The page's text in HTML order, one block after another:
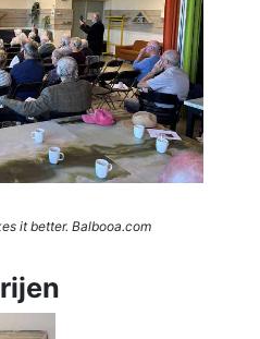
it better. Balbooa.com